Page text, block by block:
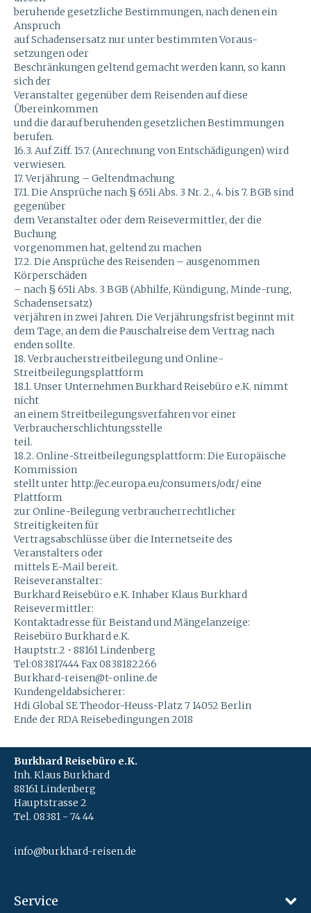
beruhende gesetzliche Bestimmungen, nach denen ein
Anspruch
auf Schadensersatz nur unter bestimmten Voraus-
setzungen oder
Beschränkungen geltend gemacht werden kann, so kann
sich der
Veranstalter gegenüber dem Reisenden auf diese
Übereinkommen
und die darauf beruhenden gesetzlichen Bestimmungen
berufen.
16.3. Auf Ziff. 15.7. (Anrechnung von Entschädigungen) wird
verwiesen.
17. Verjährung – Geltendmachung
17.1. Die Ansprüche nach § 651i Abs. 3 Nr. 2., 4. bis 7. BGB sind
gegenüber
dem Veranstalter oder dem Reisevermittler, der die
Buchung
vorgenommen hat, geltend zu machen
17.2. Die Ansprüche des Reisenden – ausgenommen
Körperschäden
– nach § 651i Abs. 3 BGB (Abhilfe, Kündigung, Minde-rung,
Schadensersatz)
verjähren in zwei Jahren. Die Verjährungsfrist beginnt mit
dem Tage, an dem die Pauschalreise dem Vertrag nach
enden sollte.
18. Verbraucherstreitbeilegung und Online-
Streitbeilegungsplattform
18.1. Unser Unternehmen Burkhard Reisebüro e.K. nimmt
nicht
an einem Streitbeilegungsverfahren vor einer
Verbraucherschlichtungsstelle
teil.
18.2. Online-Streitbeilegungsplattform: Die Europäische
Kommission
stellt unter http://ec.europa.eu/consumers/odr/ eine
Plattform
zur Online-Beilegung verbraucherrechtlicher
Streitigkeiten für
Vertragsabschlüsse über die Internetseite des
Veranstalters oder
mittels E-Mail bereit.
Reiseveranstalter:
Burkhard Reisebüro e.K. Inhaber Klaus Burkhard
Reisevermittler:
Kontaktadresse für Beistand und Mängelanzeige:
Reisebüro Burkhard e.K.
Hauptstr.2 • 88161 Lindenberg
Tel:083817444 Fax 0838182266
Burkhard-reisen@t-online.de
Kundengeldabsicherer:
Hdi Global SE Theodor-Heuss-Platz 7 14052 Berlin
Ende der RDA Reisebedingungen 2018
Burkhard Reisebüro e.K.
Inh. Klaus Burkhard
88161 Lindenberg
Hauptstrasse 2
Tel. 08381 - 74 44
info@burkhard-reisen.de
Service